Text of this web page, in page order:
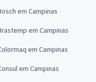
em Campinas
em Campinas
em Campinas
em Campinas